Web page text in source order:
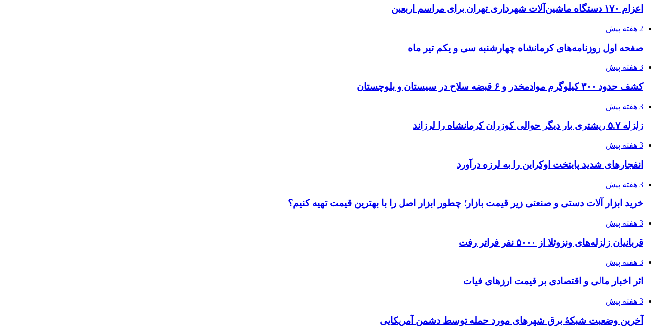
اعزام ۱۷۰ دستگاه ماشین‌آلات شهرداری تهران برای مراسم اربعین
2 هفته پیش
صفحه اول روزنامه‌های کرمانشاه چهارشنبه سی و یکم تیر ماه
3 هفته پیش
کشف حدود ۳۰۰ کیلوگرم موادمخدر و ۶ قبضه سلاح در سیستان و بلوچستان
3 هفته پیش
زلزله ۵.۷ ریشتری بار دیگر حوالی کوزران کرمانشاه را لرزاند
3 هفته پیش
انفجارهای شدید پایتخت اوکراین را به لرزه درآورد
3 هفته پیش
خرید ابزار آلات دستی و صنعتی زیر قیمت بازار؛ چطور ابزار اصل را با بهترین قیمت تهیه کنیم؟
3 هفته پیش
قربانیان زلزله‌های ونزوئلا از ۵۰۰۰ نفر فراتر رفت
3 هفته پیش
اثر اخبار مالی و اقتصادی بر قیمت ارزهای فیات
3 هفته پیش
آخرین وضعیت شبکۀ برق شهرهای مورد حمله توسط دشمن آمریکایی